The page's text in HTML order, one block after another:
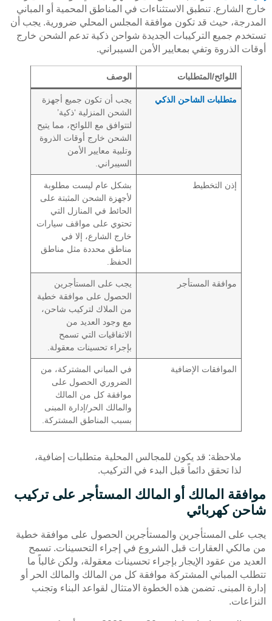
خارج الشارع. تنطبق الاستثناءات في المناطق المحمية أو المباني
المدرجة، حيث قد تكون موافقة المجلس المحلي ضرورية. يجب أن
تستخدم جميع التركيبات الجديدة شواحن ذكية تدعم الشحن خارج
أوقات الذروة وتفي بمعايير الأمن السيبراني.
اللوائح/المتطلبات الوصف
متطلبات الشاحن الذكي
يجب أن تكون جميع أجهزة
الشحن المنزلية ‘ذكية’
لتتوافق مع اللوائح، مما يتيح
الشحن خارج أوقات الذروة
وتلبية معايير الأمن
السيبراني.
إذن التخطيط
بشكل عام ليست مطلوبة
لأجهزة الشحن المثبتة على
الحائط في المنازل التي
تحتوي على مواقف سيارات
خارج الشارع، إلا في
مناطق محددة مثل مناطق
الحفظ.
موافقة المستأجر
يجب على المستأجرين
الحصول على موافقة خطية
من الملاك لتركيب شاحن،
مع وجود العديد من
الاتفاقيات التي تسمح
بإجراء تحسينات معقولة.
الموافقات الإضافية
في المباني المشتركة، من
الضروري الحصول على
موافقة كل من المالك
والمالك الحر/إدارة المبنى
بسبب المناطق المشتركة.
ملاحظة: قد يكون للمجالس المحلية متطلبات إضافية،
لذا تحقق دائماً قبل البدء في التركيب.
موافقة المالك أو المالك المستأجر على تركيب
شاحن كهربائي
يجب على المستأجرين والمستأجرين الحصول على موافقة خطية
من مالكي العقارات قبل الشروع في إجراء التحسينات. تسمح
العديد من عقود الإيجار بإجراء تحسينات معقولة، ولكن غالباً ما
تتطلب المباني المشتركة موافقة كل من المالك والمالك الحر أو
إدارة المبنى. تضمن هذه الخطوة الامتثال لقواعد البناء وتجنب
النزاعات.